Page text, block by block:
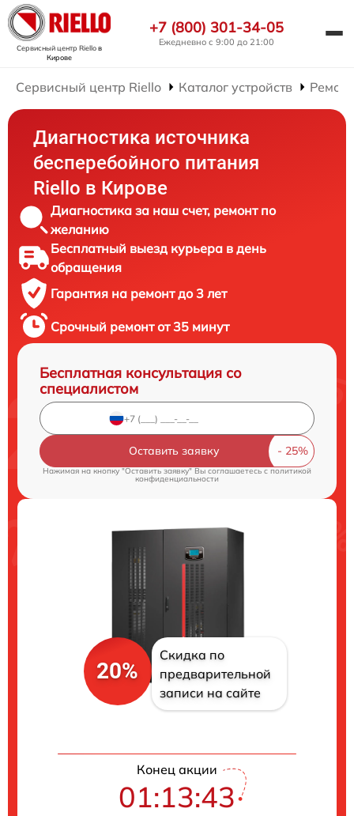
Сервисный центр Rielloв
Кирове
+7 (800) 301-34-05
Ежедневно с 9:00 до 21:00
Сервисный центр Riello Каталог устройств
Диагностика источника
бесперебойного питания
Riello в Кирове
Диагностика за наш счет, ремонт по
желанию
Бесплатный выезд курьера в день
обращения
Гарантия на ремонт до 3 лет
Срочный ремонт от 35 минут
Бесплатная консультация со
специалистом
Оставить заявку
Нажимая на кнопку "Оставить заявку" Вы соглашаетесь c политикой
конфиденциальности
20%
Скидка по
предварительной
записи на сайте
Конец акции
01:13:43